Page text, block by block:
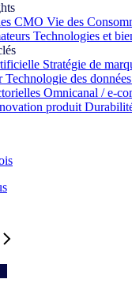
CMO Vie des
Technologies et
Stratégie de
Technologie des données
Omnicanal /
produit